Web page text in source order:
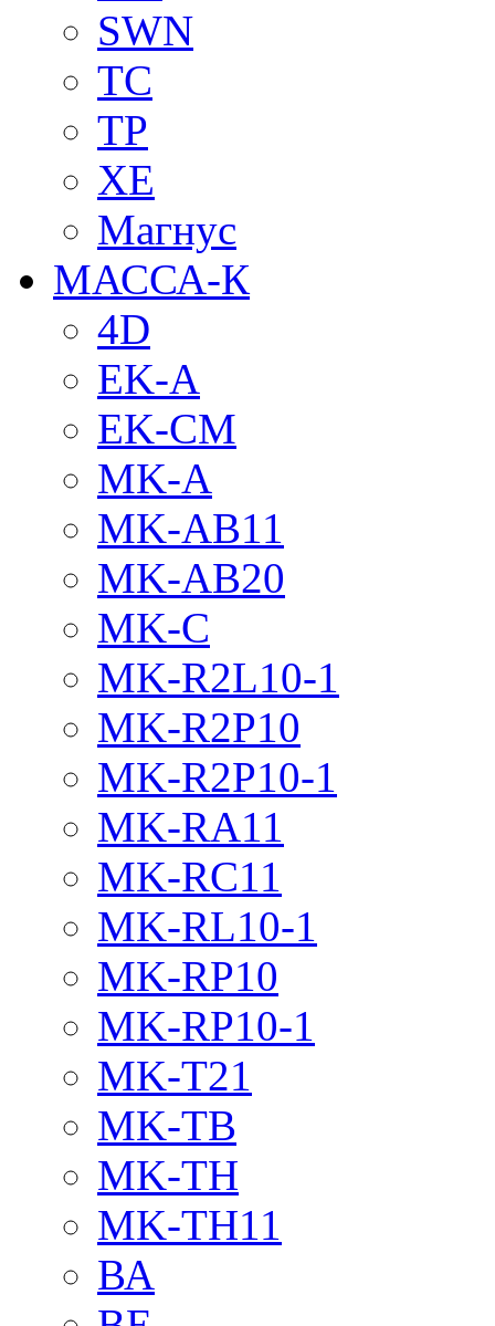
SWN
TC
TP
XE
Магнус
МАССА-К
4D
EK-A
EK-CM
MK-A
MK-AB11
MK-AB20
MK-C
MK-R2L10-1
MK-R2P10
MK-R2P10-1
MK-RA11
MK-RC11
MK-RL10-1
MK-RP10
MK-RP10-1
MK-T21
MK-TB
MK-TH
MK-TH11
ВА